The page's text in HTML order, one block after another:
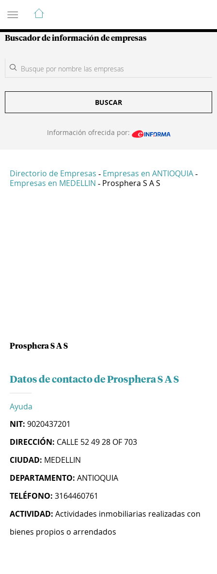
Guía de Empresas Colombianas
Buscador de información de empresas
BUSCAR
Información ofrecida por:
Directorio de Empresas - Empresas en ANTIOQUIA -
Empresas en MEDELLIN - Prosphera S A S
Prosphera S A S
Datos de contacto de Prosphera S A S
Ayuda
NIT: 9020437201
DIRECCIÓN: CALLE 52 49 28 OF 703
CIUDAD: MEDELLIN
DEPARTAMENTO: ANTIOQUIA
TELÉFONO: 3164460761
ACTIVIDAD: Actividades inmobiliarias realizadas con
bienes propios o arrendados